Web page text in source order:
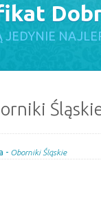
JEDYNIE
- Oborniki Śląskie